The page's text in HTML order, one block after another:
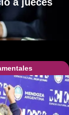
a jueces